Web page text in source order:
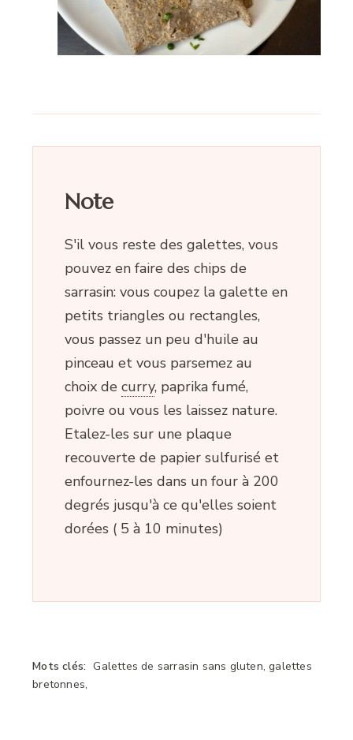
Note
S'il vous reste des galettes, vous
pouvez en faire des chips de
sarrasin: vous coupez la galette en
petits triangles ou rectangles,
vous passez un peu d'huile au
pinceau et vous parsemez au
choix de curry, paprika fumé,
poivre ou vous les laissez nature.
Etalez-les sur une plaque
recouverte de papier sulfurisé et
enfournez-les dans un four à 200
degrés jusqu'à ce qu'elles soient
dorées ( 5 à 10 minutes)
Mots clés: Galettes de sarrasin sans gluten, galettes
bretonnes,